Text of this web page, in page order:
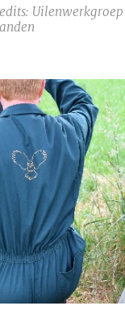
Uilenwerkgroep